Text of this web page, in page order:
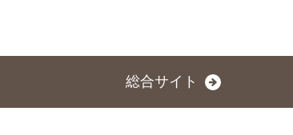
総合サイト